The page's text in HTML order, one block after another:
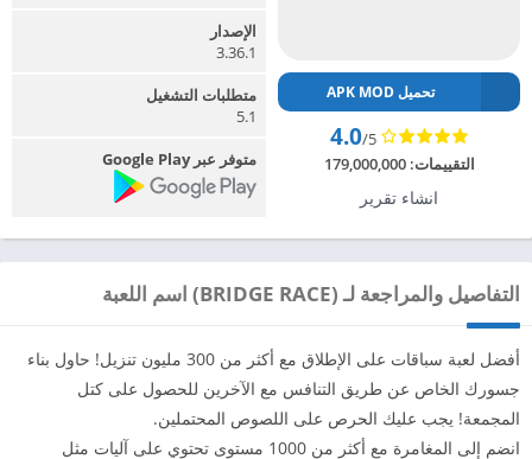
تحميل APK MOD
4.0/5
التقييمات:179,000,000
انشاء تقرير
الإصدار
3.36.1
متطلبات التشغيل
5.1
متوفر عبر Google Play
التفاصيل والمراجعة لـ (BRIDGE RACE) اسم اللعبة
أفضل لعبة سباقات على الإطلاق مع أكثر من 300 مليون تنزيل! حاول بناء
جسورك الخاص عن طريق التنافس مع الآخرين للحصول على كتل
المجمعة! يجب عليك الحرص على اللصوص المحتملين.
انضم إلى المغامرة مع أكثر من 1000 مستوى تحتوي على آليات مثل